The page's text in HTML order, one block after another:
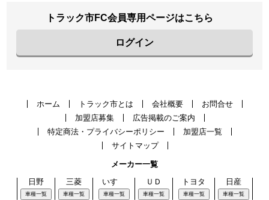
トラック市FC会員専用ページはこちら
ログイン
ホーム トラック市とは 会社概要
お問合せ
加盟店募集
広告掲載のご案内
特定商法・プライバシーポリシー
加盟店一覧
サイトマップ
メーカー一覧
日野
車種一覧
三菱
車種一覧
いすゞ
車種一覧
ＵＤ
車種一覧
トヨタ
車種一覧
日産
車種一覧